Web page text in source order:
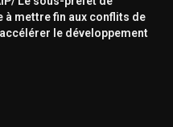
à mettre fin aux conflits de
le développement